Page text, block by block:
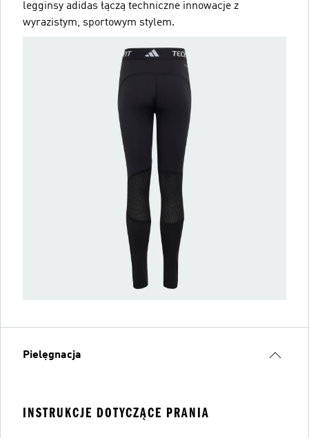
legginsy adidas łączą techniczne innowacje z
wyrazistym, sportowym stylem.
Pielęgnacja
INSTRUKCJE DOTYCZĄCE PRANIA